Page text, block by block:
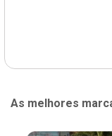
As melhores